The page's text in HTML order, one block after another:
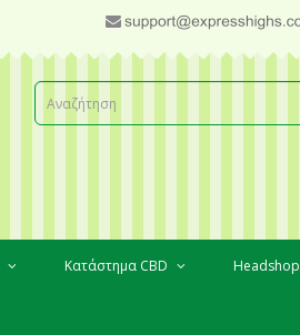
Κατάστημα CBD Headshop